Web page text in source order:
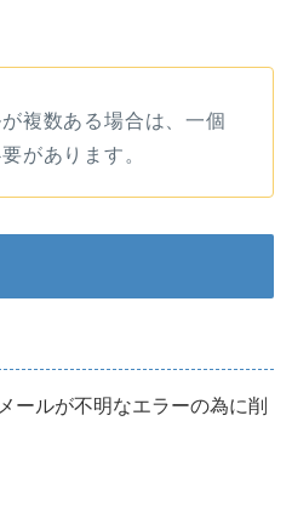
複数ある場合は、一個
があります。
ールが不明なエラーの為に削